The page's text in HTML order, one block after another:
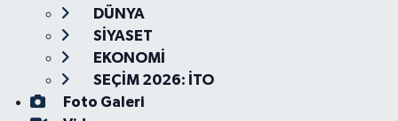
DÜNYA
SİYASET
EKONOMİ
SEÇİM 2026: İTO
Foto Galeri